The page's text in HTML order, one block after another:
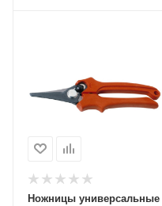
Ножницы универсальные